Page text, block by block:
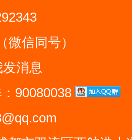
微信同号）
90080038